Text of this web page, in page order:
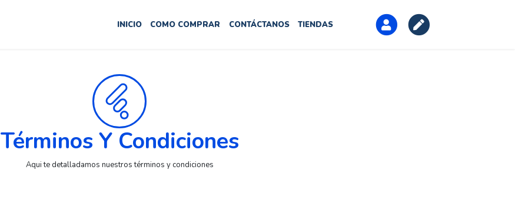
INICIO COMO COMPRAR CONTÁCTANOS TIENDAS
Términos Y Condiciones
Aqui te detalladamos nuestros términos y condiciones